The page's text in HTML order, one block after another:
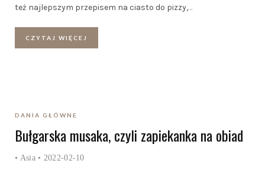
też najlepszym przepisem na ciasto do pizzy,…
CZYTAJ WIĘCEJ
DANIA GŁÓWNE
Bułgarska musaka, czyli zapiekanka na obiad
• Asia • 2022-02-10